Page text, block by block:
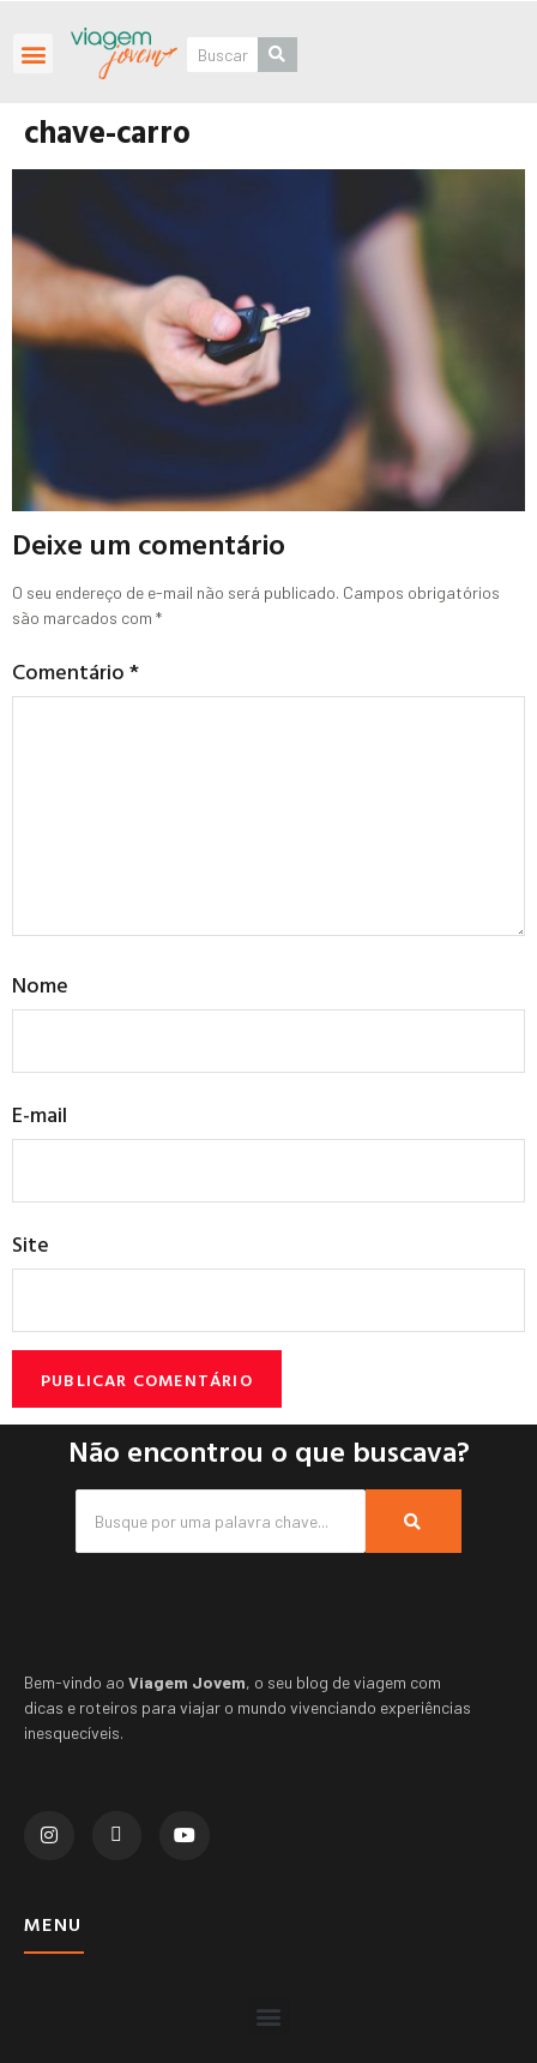
chave-carro
Deixe um comentário
O seu endereço de e-mail não será publicado. Campos obrigatórios
são marcados com *
Comentário*
Nome
E-mail
Site
Não encontrou o que buscava?
Bem-vindo ao Viagem Jovem, o seu blog de viagem com
dicas e roteiros para viajar o mundo vivenciando experiências
inesquecíveis.
MENU